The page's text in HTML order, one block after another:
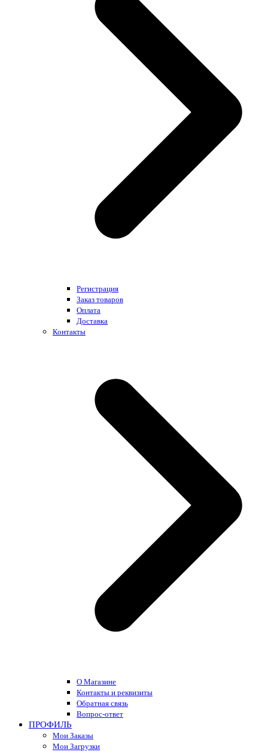
Регистрация
Заказ товаров
Оплата
Доставка
Контакты
О Магазине
Контакты и реквизиты
Обратная связь
Вопрос-ответ
ПРОФИЛЬ
Мои Заказы
Мои Загрузки